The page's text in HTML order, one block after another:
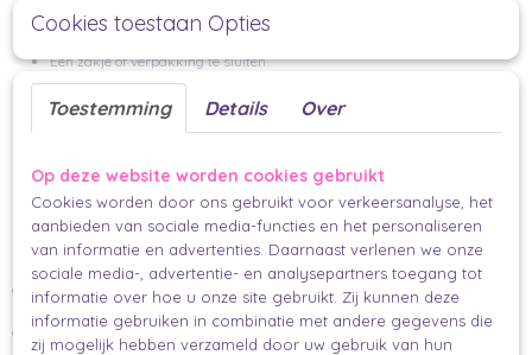
Deze sticker kan je gebruiken om
Een zakje of verpakking te sluiten
Jecadeau papier
LIntenvast te maken
MIx en match totdat jij tevreden bent met het resultaat
De 'finishing touch'
Maak je cadeau af met een van onze mooie linten of touw
een
minikaartje voor je persoonlijke boodschap.
Nog niet klaar met stickeren? Kijk dan zeker nog even bij onze
andere stickersen maak jou cadeau compleet.
Cookies toestaan Opties
Toestemming Details Over
Op deze website worden cookies gebruikt
Cookies worden door ons gebruikt voor verkeersanalyse, het
aanbieden van sociale media-functies en het personaliseren
van informatie en advertenties. Daarnaast verlenen we onze
sociale media-, advertentie- en analysepartners toegang tot
informatie over hoe u onze site gebruikt. Zij kunnen deze
informatie gebruiken in combinatie met andere gegevens die
zij mogelijk hebben verzameld door uw gebruik van hun